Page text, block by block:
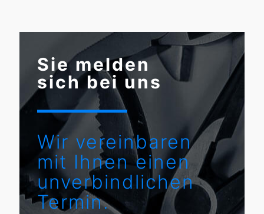
Sie melden
sich bei uns
Wir vereinbaren
mit Ihnen einen
unverbindlichen
Termin.